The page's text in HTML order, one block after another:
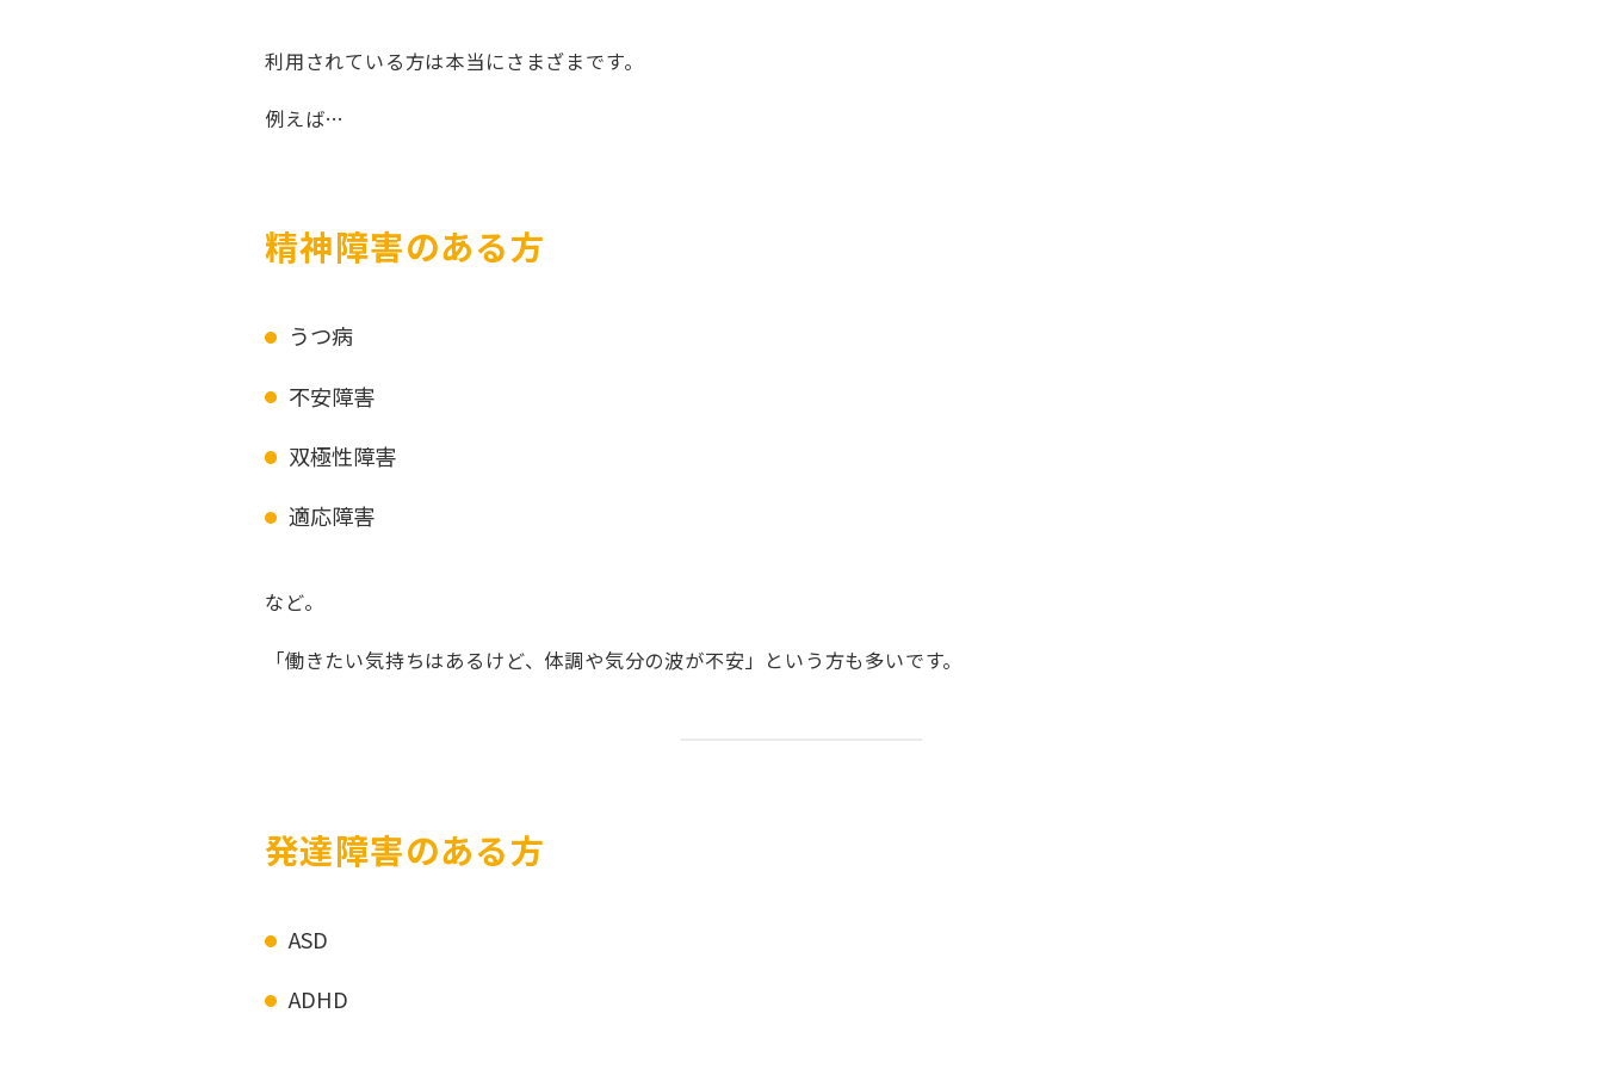
利用されている方は本当にさまざまです。
例えば…
精神障害のある方
うつ病
不安障害
双極性障害
適応障害
など。
「働きたい気持ちはあるけど、体調や気分の波が不安」という方も多いです。
発達障害のある方
ASD
ADHD